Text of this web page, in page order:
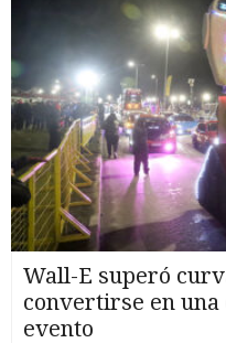
Wall-E superó
convertirse en una
evento